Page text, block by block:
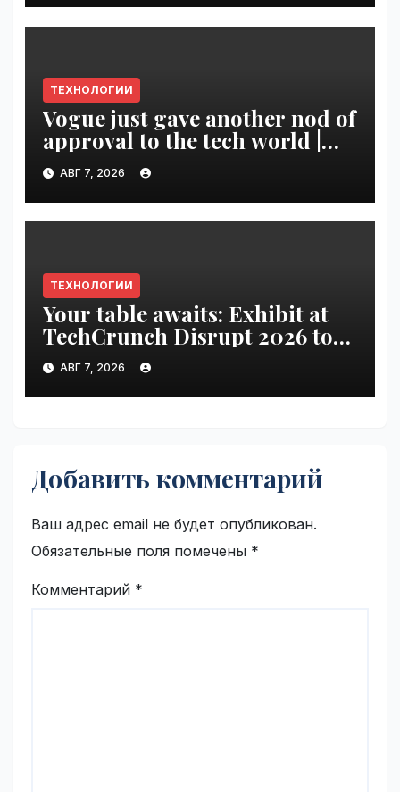
ТЕХНОЛОГИИ
Vogue just gave another nod of
approval to the tech world |
VseTime.ru
АВГ 7, 2026
ТЕХНОЛОГИИ
Your table awaits: Exhibit at
TechCrunch Disrupt 2026 to
be seen by thousands |
VseTime.ru
АВГ 7, 2026
Добавить комментарий
Ваш адрес email не будет опубликован.
Обязательные поля помечены *
Комментарий *